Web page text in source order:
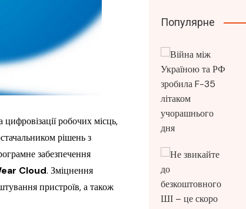
робочих місць,
рішень з
забезпечення
Cloud. Зміцнення
пристроїв, а також
Популярне